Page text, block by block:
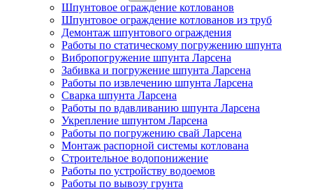
Шпунтовое ограждение котлованов
Шпунтовое ограждение котлованов из труб
Демонтаж шпунтового ограждения
Работы по статическому погружению шпунта
Вибропогружение шпунта Ларсена
Забивка и погружение шпунта Ларсена
Работы по извлечению шпунта Ларсена
Сварка шпунта Ларсена
Работы по вдавливанию шпунта Ларсена
Укрепление шпунтом Ларсена
Работы по погружению свай Ларсена
Монтаж распорной системы котлована
Строительное водопонижение
Работы по устройству водоемов
Работы по вывозу грунта